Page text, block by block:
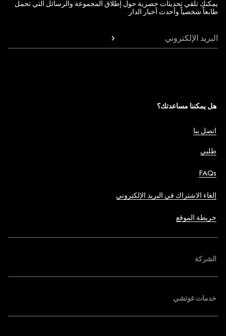
يمكنك تلقي تحديثات حصرية حول إطلاق المجموعة والرسائل التي تحمل
طابعاً شخصياً وأحدث أخبار الدار.
البريد الإلكتروني
هل يمكننا مساعدتك؟
اتصل بنا
طلبي
FAQs
إلغاء الاشتراك في البريد الإلكتروني
خريطة الموقع
الشركة
خدمات غوتشي